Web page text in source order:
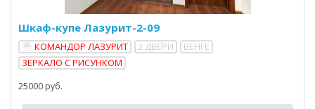
Шкаф-купе Лазурит-2-09
КОМАНДОР ЛАЗУРИТ 2 ДВЕРИ
ВЕНГЕ
ЗЕРКАЛО С РИСУНКОМ
25000 руб.